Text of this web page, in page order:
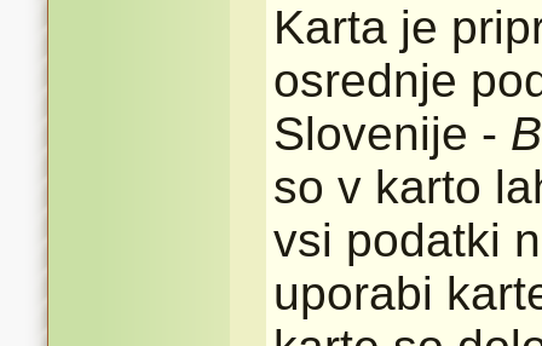
Karta je
osrednje
Slovenije -
so v karto
vsi podatki
uporabi